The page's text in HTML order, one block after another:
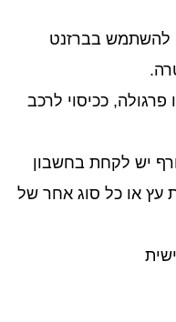
610גר' ניתן להשתמש בברזנט
ככיסוי לרכב
יש לקחת בחשבון
עץ או כל סוג אחר של